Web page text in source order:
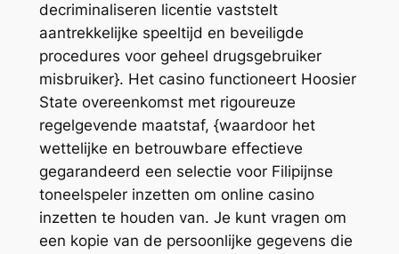
decriminaliseren licentie vaststelt
aantrekkelijke speeltijd en beveiligde
procedures voor geheel drugsgebruiker
misbruiker}. Het casino functioneert Hoosier
State overeenkomst met rigoureuze
regelgevende maatstaf, {waardoor het
wettelijke en betrouwbare effectieve
gegarandeerd een selectie voor Filipijnse
toneelspeler inzetten om online casino
inzetten te houden van. Je kunt vragen om
een ​​kopie van de persoonlijke gegevens die